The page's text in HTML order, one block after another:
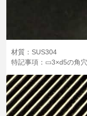
材質：SUS304
特記事項：▭3×d5の角